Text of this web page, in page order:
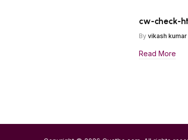
cw-check-
By vikash kumar
Read More